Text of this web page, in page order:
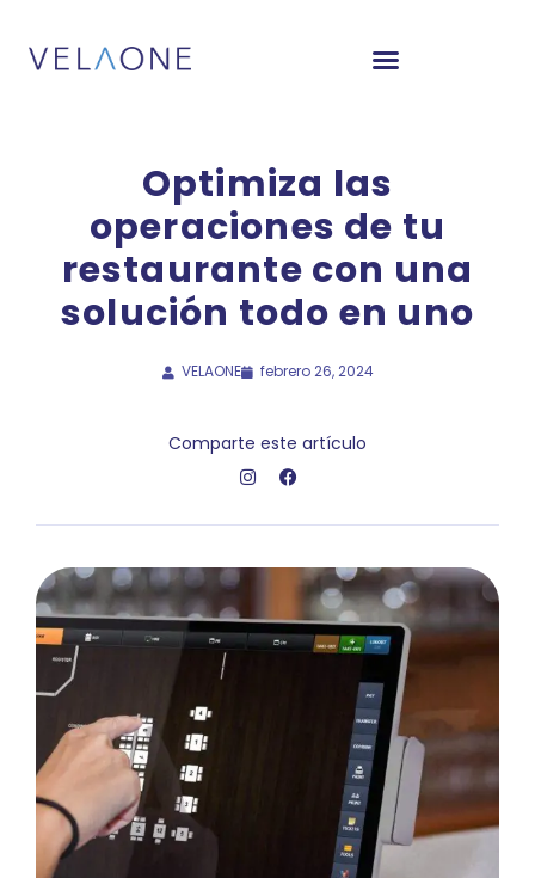
Optimiza las
operaciones de tu
restaurante con una
solución todo en uno
VELAONE febrero 26, 2024
Comparte este artículo